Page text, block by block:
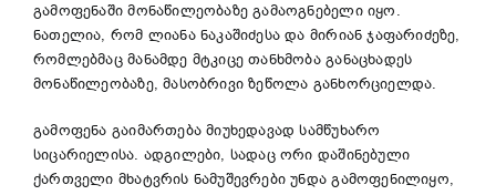
გამოფენაში მონაწილეობაზე გამაოგნებელი იყო.
ნათელია, რომ ლიანა ნაკაშიძესა და მირიან ჯაფარიძეზე,
რომლებმაც მანამდე მტკიცე თანხმობა განაცხადეს
მონაწილეობაზე, მასობრივი ზეწოლა განხორციელდა.
გამოფენა გაიმართება მიუხედავად სამწუხარო
სიცარიელისა. ადგილები, სადაც ორი დაშინებული
ქართველი მხატვრის ნამუშევრები უნდა გამოფენილიყო,